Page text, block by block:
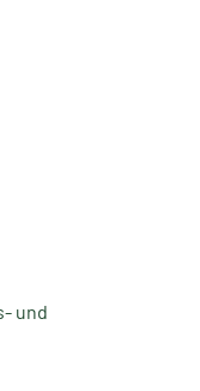
und